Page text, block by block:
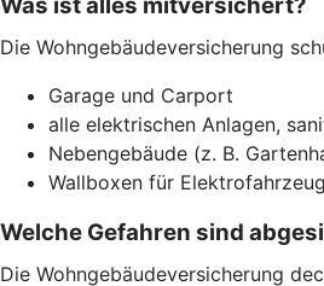
Die Wohngebäudeversicherung
Garage und Carport
alle elektrischen Anlagen,
Nebengebäude (z. B.
Wallboxen für
Welche Gefahren sind
Die Wohngebäudeversicherung